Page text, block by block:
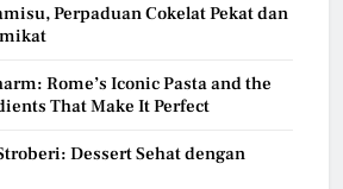
Perpaduan Cokelat Pekat dan
Rome’s Iconic Pasta and the
That Make It Perfect
Dessert Sehat dengan